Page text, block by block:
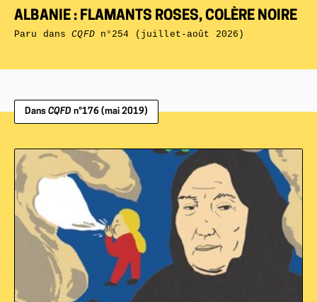
ALBANIE : FLAMANTS ROSES, COLÈRE NOIRE
Paru dansCQFDn°254 (juillet-août 2026)
Dans CQFD n°176 (mai 2019)